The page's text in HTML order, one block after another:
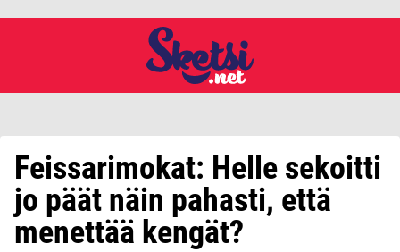
Feissarimokat: Helle sekoitti
jo päät näin pahasti, että
menettää kengät?